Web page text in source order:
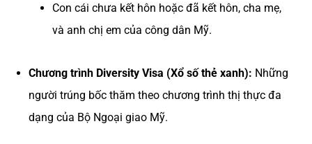
Con cái chưa kết hôn hoặc đã kết hôn, cha mẹ,
và anh chị em của công dân Mỹ.
Chương trình Diversity Visa (Xổ số thẻ xanh): Những
người trúng bốc thăm theo chương trình thị thực đa
dạng của Bộ Ngoại giao Mỹ.